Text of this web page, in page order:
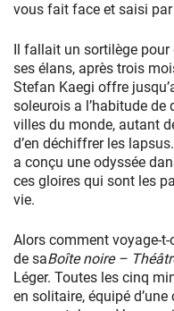
vous fait face et saisi par
Il fallait un sortilège pour
ses élans, après trois
Stefan Kaegi offre
soleurois a l’habitude
villes du monde, autant
d’en déchiffrer les
a conçu une odyssée
ces gloires qui sont les
vie.
Alors comment voyage-
de saBoîte noire –
Léger. Toutes les cinq
en solitaire, équipé